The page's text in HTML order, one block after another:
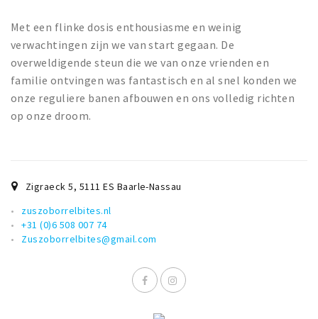
Partner worden
Inloggen
Met een flinke dosis enthousiasme en weinig
verwachtingen zijn we van start gegaan. De
overweldigende steun die we van onze vrienden en
familie ontvingen was fantastisch en al snel konden we
onze reguliere banen afbouwen en ons volledig richten
op onze droom.
Zigraeck 5, 5111 ES Baarle-Nassau
zuszoborrelbites.nl
+31 (0)6 508 007 74
Zuszoborrelbites@gmail.com